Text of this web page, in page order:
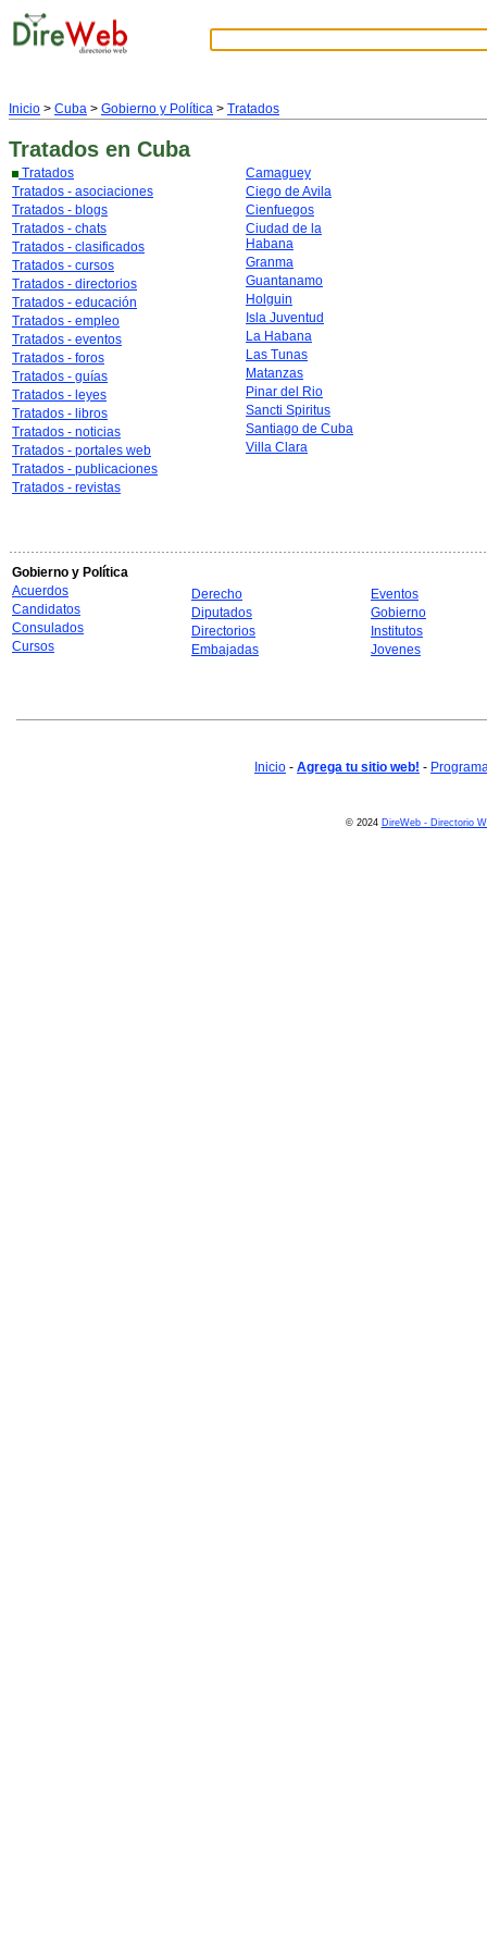
Inicio > Cuba > Gobierno y Política > Tratados
Tratados en Cuba
Tratados
Tratados - asociaciones
Tratados - blogs
Tratados - chats
Tratados - clasificados
Tratados - cursos
Tratados - directorios
Tratados - educación
Tratados - empleo
Tratados - eventos
Tratados - foros
Tratados - guías
Tratados - leyes
Tratados - libros
Tratados - noticias
Tratados - portales web
Tratados - publicaciones
Tratados - revistas
Camaguey
Ciego de Avila
Cienfuegos
Ciudad de la
Habana
Granma
Guantanamo
Holguin
Isla Juventud
La Habana
Las Tunas
Matanzas
Pinar del Rio
Sancti Spiritus
Santiago de Cuba
Villa Clara
Gobierno y Política
Acuerdos
Candidatos
Consulados
Cursos
Derecho
Diputados
Directorios
Embajadas
Eventos
Gobierno
Institutos
Jovenes
Inicio - Agrega tu sitio web! -
© 2024 DireWeb - Directorio